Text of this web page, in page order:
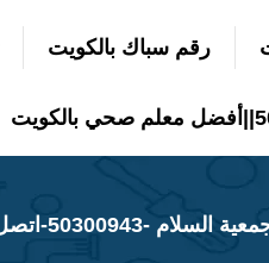
رقم سباك بالكويت
-50300943-اتصل الان